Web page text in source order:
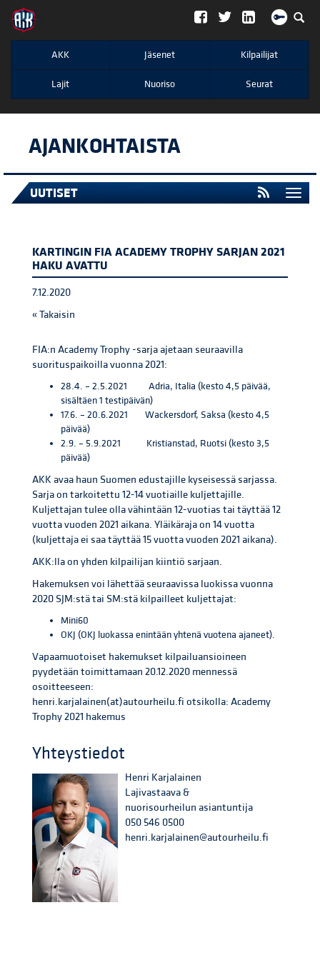
";
AKK Jäsenet Kilpailijat
Lajit Nuoriso Seurat
AJANKOHTAISTA
UUTISET
KARTINGIN FIA ACADEMY TROPHY SARJAN 2021
HAKU AVATTU
7.12.2020
« Takaisin
FIA:n Academy Trophy -sarja ajetaan seuraavilla
suorituspaikoilla vuonna 2021:
28.4. – 2.5.2021 Adria, Italia (kesto 4,5 päivää,
sisältäen 1 testipäivän)
17.6. – 20.6.2021 Wackersdorf, Saksa (kesto 4,5
päivää)
2.9. – 5.9.2021 Kristianstad, Ruotsi (kesto 3,5
päivää)
AKK avaa haun Suomen edustajille kyseisessä sarjassa.
Sarja on tarkoitettu 12-14 vuotiaille kuljettajille.
Kuljettajan tulee olla vähintään 12-vuotias tai täyttää 12
vuotta vuoden 2021 aikana. Yläikäraja on 14 vuotta
(kuljettaja ei saa täyttää 15 vuotta vuoden 2021 aikana).
AKK:lla on yhden kilpailijan kiintiö sarjaan.
Hakemuksen voi lähettää seuraavissa luokissa vuonna
2020 SJM:stä tai SM:stä kilpailleet kuljettajat:
Mini60
OKJ (OKJ luokassa enintään yhtenä vuotena ajaneet).
Vapaamuotoiset hakemukset kilpailuansioineen
pyydetään toimittamaan 20.12.2020 mennessä
osoitteeseen:
henri.karjalainen(at)autourheilu.fi otsikolla: Academy
Trophy 2021 hakemus
Yhteystiedot
Henri Karjalainen
Lajivastaava &
nuorisourheilun asiantuntija
050 546 0500
henri.karjalainen@autourheilu.fi